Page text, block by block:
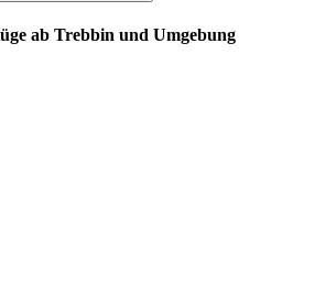
ab Trebbin und Umgebung